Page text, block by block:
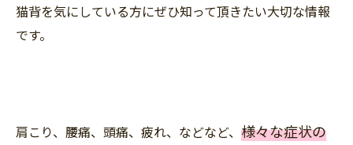
猫背を気にしている方にぜひ知って頂きたい大切な情報
です。
肩こり、腰痛、頭痛、疲れ、などなど、 様々な症状の